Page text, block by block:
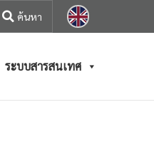
ระบบสารสนเทศ